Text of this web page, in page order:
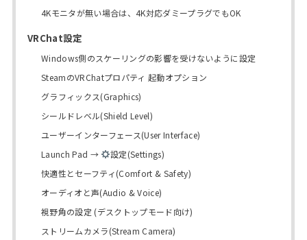
4Kモニタが無い場合は、4K対応ダミープラグでもOK
VRChat設定
Windows側のスケーリングの影響を受けないように設定
SteamのVRChatプロパティ 起動オプション
グラフィックス(Graphics)
シールドレベル(Shield Level)
ユーザーインターフェース(User Interface)
Launch Pad →
設定(Settings)
快適性とセーフティ(Comfort & Safety)
オーディオと声(Audio & Voice)
視野角の設定 (デスクトップモード向け)
ストリームカメラ(Stream Camera)